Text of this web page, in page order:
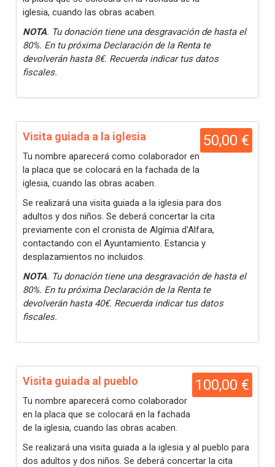
iglesia, cuando las obras acaben.
NOTA. Tu donación tiene una desgravación de hasta el
80%. En tu próxima Declaración de la Renta te
devolverán hasta 8€. Recuerda indicar tus datos
fiscales.
50,00 €
Visita guiada a la iglesia
Tu nombre aparecerá como colaborador en
la placa que se colocará en la fachada de la
iglesia, cuando las obras acaben.
Se realizará una visita guiada a la iglesia para dos
adultos y dos niños. Se deberá concertar la cita
previamente con el cronista de Algímia d'Alfara,
contactando con el Ayuntamiento. Estancia y
desplazamientos no incluidos.
NOTA. Tu donación tiene una desgravación de hasta el
80%. En tu próxima Declaración de la Renta te
devolverán hasta 40€. Recuerda indicar tus datos
fiscales.
100,00 €
Visita guiada al pueblo
Tu nombre aparecerá como colaborador
en la placa que se colocará en la fachada
de la iglesia, cuando las obras acaben.
Se realizará una visita guiada a la iglesia y al pueblo para
dos adultos y dos niños. Se deberá concertar la cita